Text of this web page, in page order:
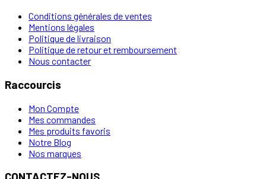
Conditions générales de ventes
Mentions légales
Politique de livraison
Politique de retour et remboursement
Nous contacter
Raccourcis
Mon Compte
Mes commandes
Mes produits favoris
Notre Blog
Nos marques